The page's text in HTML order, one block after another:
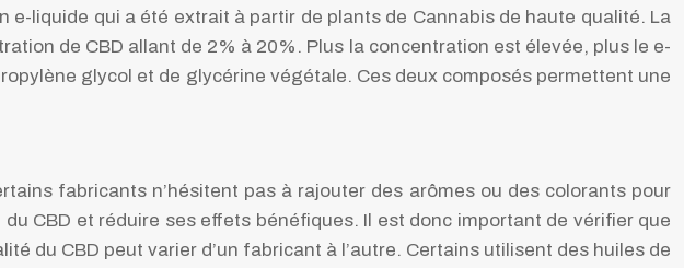
liquide qui a été extrait à partir de plants de Cannabis de haute qualité. La
de CBD allant de 2% à 20%. Plus la concentration est élevée, plus le e-
glycol et de glycérine végétale. Ces deux composés permettent une
fabricants n’hésitent pas à rajouter des arômes ou des colorants pour
CBD et réduire ses effets bénéfiques. Il est donc important de vérifier que
du CBD peut varier d’un fabricant à l’autre. Certains utilisent des huiles de